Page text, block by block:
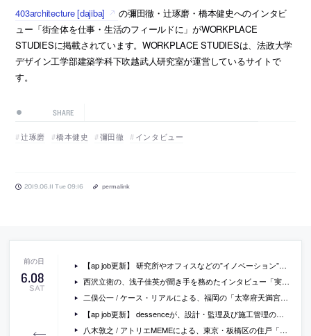
403architecture [dajiba]
の彌田徹・辻琢磨・橋本健史へのインタビ
ュー「街全体を仕事・生活のフィールドに」がWORKPLACE
STUDIESに掲載されています。WORKPLACE STUDIESは、法政大学
デザイン工学部建築学科下吹越武人研究室が運営しているサイトで
す。
SHARE
辻琢磨 橋本健史 彌田徹 インタビュー
2019.06.11 Tue 09:16 permalink
6.08
SAT
【ap job更新】 研究所やオフィスなどの”イノベーション”に特化した「プラナス株式会社」が、建築意匠設計・内装設計・設備設計の正社員を募集中
西沢立衛の、浅子佳英が聞き手を務めたインタビュー「実験的なプランニングに宿るリビングルーム、キッチン、お風呂の快楽性」
二俣公一 / ケース・リアルによる、福岡の「太宰府天満宮 天開稲荷社・竈門神社授与所改修計画」
【ap job更新】 dessenceが、設計・監理及び施工管理の正社員を募集中
八木敦之 / アトリエMEMEによる、東京・板橋区の住戸「houseS」